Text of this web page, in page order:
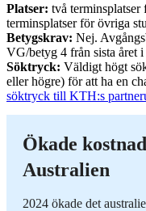
Platser: två
terminsplatser för övriga
Betygskrav: Nej.
VG/betyg 4 från sista året
Söktryck: Väldigt högt
eller högre) för att ha en
söktryck till KTH:s
Ökade
Australien
2024 ökade det